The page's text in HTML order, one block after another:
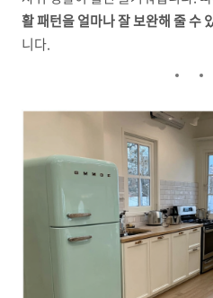
활 패턴을 얼마나 잘 보완해 줄 수
니다.